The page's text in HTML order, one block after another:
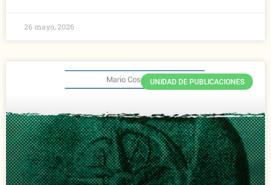
26 mayo, 2026
UNIDAD DE PUBLICACIONES